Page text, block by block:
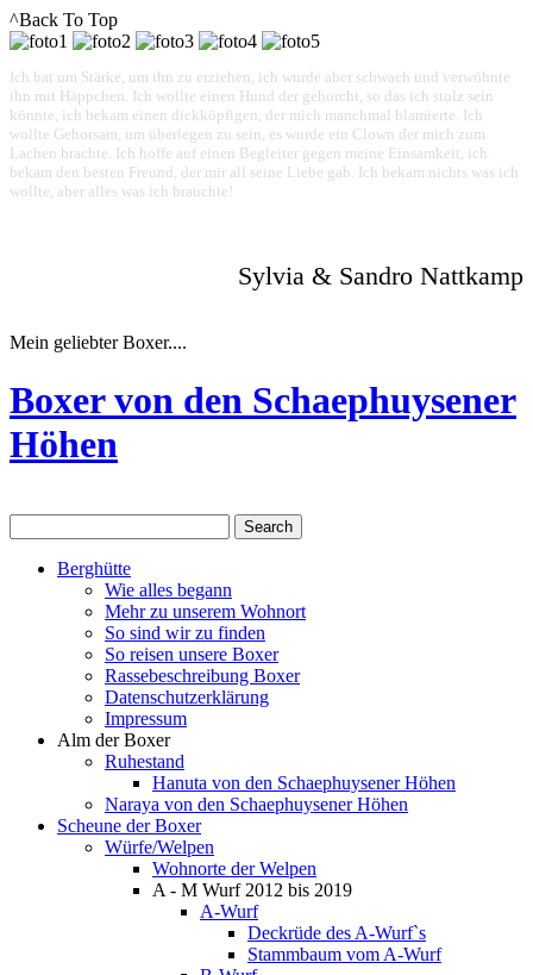
^Back To Top
Ich bat um Stärke, um ihn zu erziehen, ich wurde aber schwach und verwöhnte
ihn mit Häppchen. Ich wollte einen Hund der gehorcht, so das ich stolz sein
könnte, ich bekam einen dickköpfigen, der mich manchmal blamierte. Ich
wollte Gehorsam, um überlegen zu sein, es wurde ein Clown der mich zum
Lachen brachte. Ich hoffe auf einen Begleiter gegen meine Einsamkeit, ich
bekam den besten Freund, der mir all seine Liebe gab. Ich bekam nichts was ich
wollte, aber alles was ich brauchte!
Sylvia & Sandro Nattkamp
Mein geliebter Boxer....
Boxer von den Schaephuysener
Höhen
Berghütte
Wie alles begann
Mehr zu unserem Wohnort
So sind wir zu finden
So reisen unsere Boxer
Rassebeschreibung Boxer
Datenschutzerklärung
Impressum
Alm der Boxer
Ruhestand
Hanuta von den Schaephuysener Höhen
Naraya von den Schaephuysener Höhen
Scheune der Boxer
Würfe/Welpen
Wohnorte der Welpen
A - M Wurf 2012 bis 2019
A-Wurf
Deckrüde des A-Wurf`s
Stammbaum vom A-Wurf